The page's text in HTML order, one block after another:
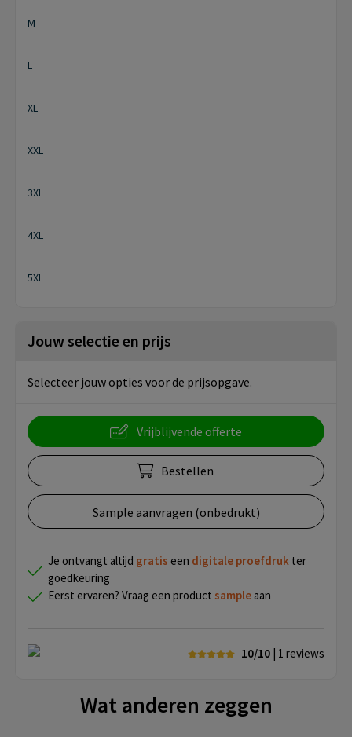
M
L
XL
XXL
3XL
4XL
5XL
Jouw selectie en prijs
Selecteer jouw opties voor de prijsopgave.
Vrijblijvende offerte
Bestellen
Sample aanvragen (onbedrukt)
Je ontvangt altijd gratis een digitale proefdruk ter
goedkeuring
Eerst ervaren? Vraag een product sample aan
10/10 | 1 reviews
Wat anderen zeggen